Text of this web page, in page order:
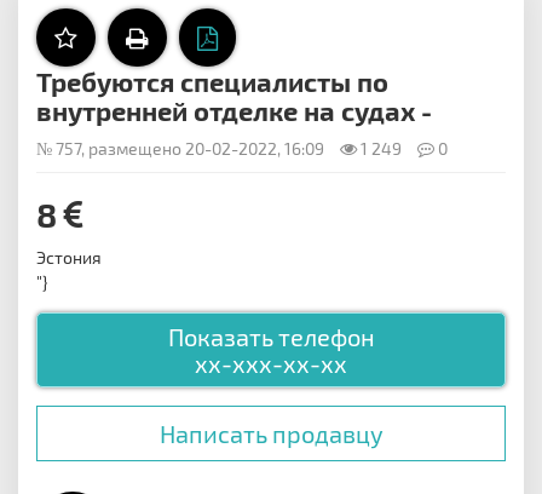
Требуются специалисты по
внутренней отделке на судах -
№ 757, размещено 20-02-2022, 16:09 1 249 0
8
Эстония
"}
Показать телефон
xx-xxx-xx-xx
Написать продавцу